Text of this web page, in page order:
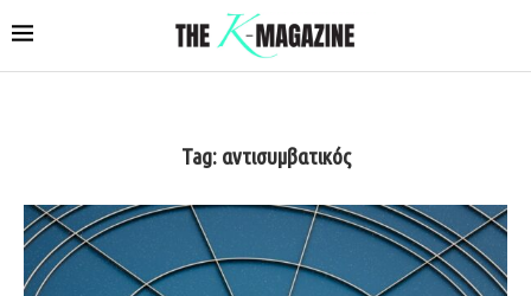
Tag: αντισυμβατικός